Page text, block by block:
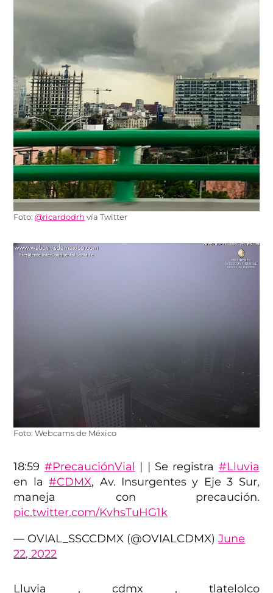
Foto:@ricardodrh vía Twitter
Foto: Webcams de México
18:59 #PrecauciónVial | | Se registra #Lluvia
en la#CDMX, Av. Insurgentes y Eje 3 Sur,
maneja con precaución.
pic.twitter.com/KvhsTuHG1k
— OVIAL_SSCCDMX (@OVIALCDMX)June
22, 2022
Lluvia , cdmx , tlatelolco